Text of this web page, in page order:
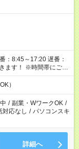
さい。
）
/ 副業・WワークOK /
対応なし / パソコンスキ
詳細へ